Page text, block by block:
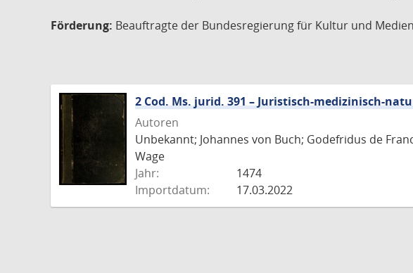
Förderung: Beauftragte der Bundesregierung für Kultur und
2 Cod. Ms. jurid. 391 – Juristisch-medizinisch-
Autoren
Unbekannt; Johannes von Buch; Godefridus de
Wage
Jahr:
1474
Importdatum:
17.03.2022